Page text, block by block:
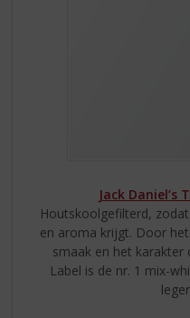
Jack Daniel’s
Houtskoolgefilterd,
en aroma krijgt. Door het
smaak en het karakter
Label is de nr. 1 mix-